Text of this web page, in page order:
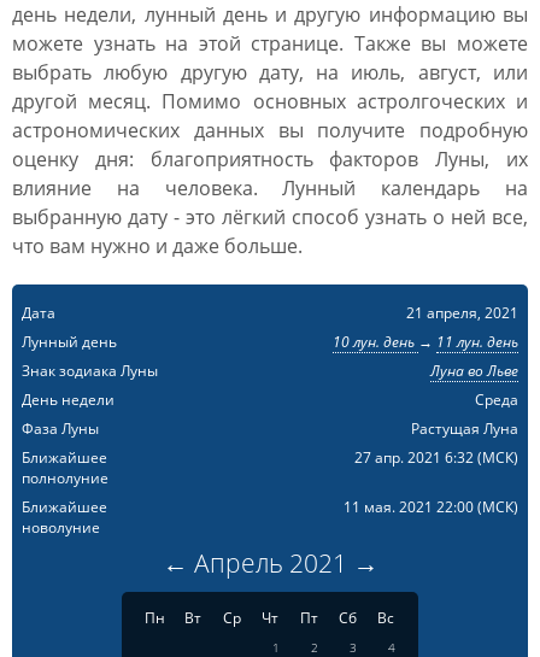
день недели, лунный день и другую информацию вы
можете узнать на этой странице. Также вы можете
выбрать любую другую дату, на июль, август, или
другой месяц. Помимо основных астролгоческих и
астрономических данных вы получите подробную
оценку дня: благоприятность факторов Луны, их
влияние на человека. Лунный календарь на
выбранную дату - это лёгкий способ узнать о ней все,
что вам нужно и даже больше.
Дата
21 апреля, 2021
Лунный день
10 лун. день → 11 лун. день
Знак зодиака Луны
Луна во Льве
День недели
Среда
Фаза Луны
Растущая Луна
Ближайшее
полнолуние
27 апр. 2021 6:32(МСК)
Ближайшее
новолуние
11 мая. 2021 22:00(МСК)
← Апрель 2021 →
Пн Вт Ср Чт Пт Сб Вс
1 2 3
4